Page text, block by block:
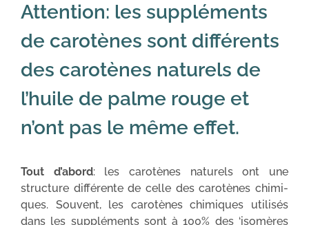
Attention: les suppléments
de carotènes sont différents
des carotènes naturels de
l’huile de palme rouge et
n’ont pas le même effet.
Tout d’abord: les carotènes naturels ont une
structure différente de celle des carotènes chimi-
ques. Souvent, les carotènes chimiques utilisés
dans les suppléments sont à 100% des ‘isomères